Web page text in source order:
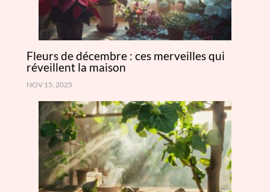
Fleurs de décembre : ces merveilles qui
réveillent la maison
NOV 15, 2025